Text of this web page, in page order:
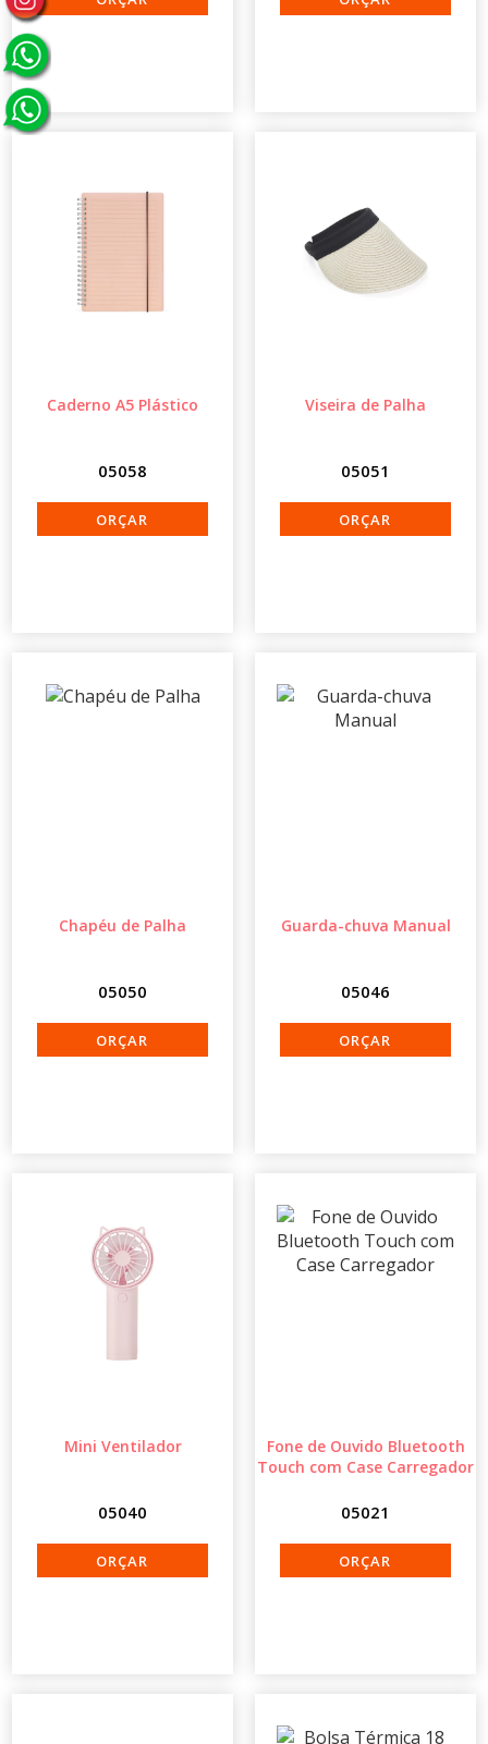
Caderno A5 Plástico
05058
Viseira de Palha
05051
Chapéu de Palha
05050
Guarda-chuva Manual
05046
Mini Ventilador
05040
Fone de Ouvido Bluetooth
Touch com Case Carregador
05021